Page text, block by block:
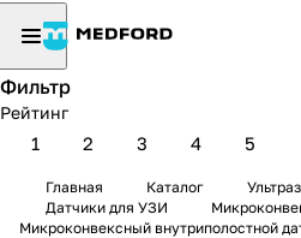
Фильтр
Рейтинг
1 2 3 4 5
Главная Каталог
Датчики для УЗИ
Микроконвексный внутриполостной